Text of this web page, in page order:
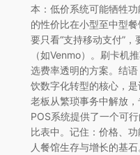
本：低价系统可能牺牲
的性价比在小型至中型
要只看“支持移动支付”
（如Venmo）。刷卡机
选费率透明的方案。结
饮数字化转型的核心，
老板从繁琐事务中解放
POS系统提供了一个可
比表中。记住：价格、
人餐馆生存与增长的基